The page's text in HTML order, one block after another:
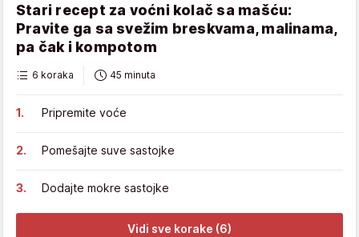
Stari recept za voćni kolač sa mašću:
Pravite ga sa svežim breskvama, malinama,
pa čak i kompotom
6 koraka 45 minuta
Pripremite voće
Pomešajte suve sastojke
Dodajte mokre sastojke
Vidi sve korake (6)